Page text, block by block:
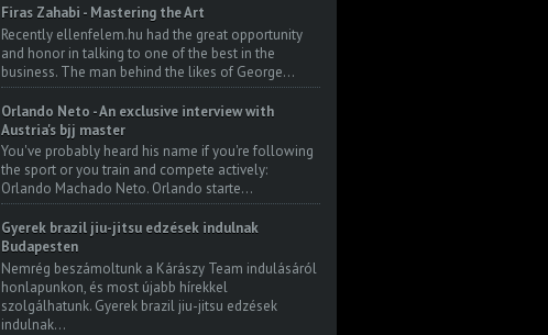
Firas Zahabi - Mastering the Art
Recently ellenfelem.hu had the great opportunity
and honor in talking to one of the best in the
business. The man behind the likes of George...
Orlando Neto - An exclusive interview with
Austria's bjj master
You've probably heard his name if you're following
the sport or you train and compete actively:
Orlando Machado Neto. Orlando starte...
Gyerek brazil jiu-jitsu edzések indulnak
Budapesten
Nemrég beszámoltunk a Kárászy Team indulásáról
honlapunkon, és most újabb hírekkel
szolgálhatunk. Gyerek brazil jiu-jitsu edzések
indulnak...